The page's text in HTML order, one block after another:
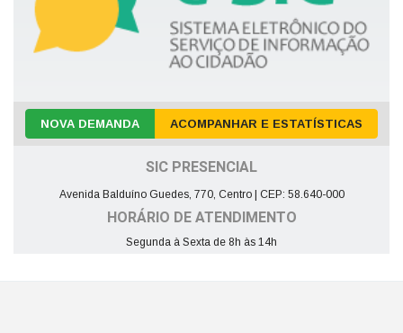
NOVA DEMANDA ACOMPANHAR E ESTATÍSTICAS
SIC PRESENCIAL
Avenida Balduíno Guedes, 770, Centro | CEP: 58.640-000
HORÁRIO DE ATENDIMENTO
Segunda à Sexta de 8h às 14h